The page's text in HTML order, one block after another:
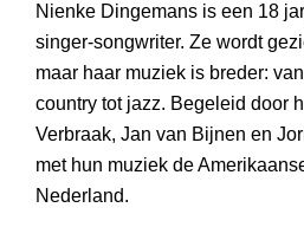
Nienke Dingemans is een 18
singer-songwriter. Ze wordt
maar haar muziek is breder:
country tot jazz. Begeleid door
Verbraak, Jan van Bijnen en
met hun muziek de
Nederland.